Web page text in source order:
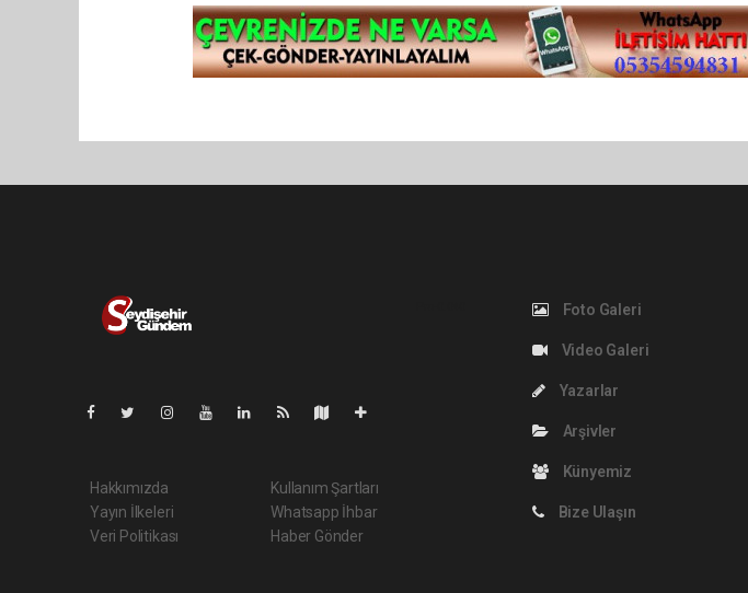
Hakkımızda
Yayın İlkeleri
Veri Politikası
Kullanım Şartları
Whatsapp İhbar
Haber Gönder
Foto Galeri
Video Galeri
Yazarlar
Arşivler
Künyemiz
Bize Ulaşın